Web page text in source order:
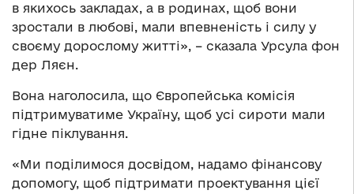
в якихось закладах, а в родинах, щоб вони
зростали в любові, мали впевненість і силу у
своєму дорослому житті», – сказала Урсула фон
дер Ляєн.
Вона наголосила, що Європейська комісія
підтримуватиме Україну, щоб усі сироти мали
гідне піклування.
«Ми поділимося досвідом, надамо фінансову
допомогу, щоб підтримати проектування цієї